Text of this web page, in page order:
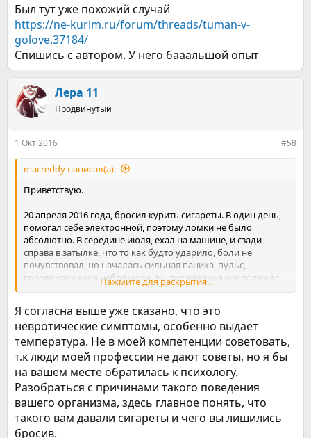
Был тут уже похожий случай
https://ne-kurim.ru/forum/threads/tuman-v-
golove.37184/
Спишись с автором. У него бааальшой опыт
Лерa 11
Продвинутый
1 Окт 2016 #58
macreddy написал(а):
Приветствую.
20 апреля 2016 года, бросил курить сигареты. В один день,
помогал себе электронной, поэтому ломки не было
абсолютно. В середине июля, ехал на машине, и сзади
справа в затылке, что то как будто ударило, боли не
почувствовал, но началась сильная паника, пульс,
головокружение небольшое. Выпил валерьянки полежал,
успокоился. После этого еще неделю не мог вдохнуть
временами, сильная слабость, особенно в ногах, чувство
беспокойства и "головокружение без головокружения".
Голова вроде кружится, а вроде и стоишь уверенно и не
болтает. Решил пойти ко врачу, поставили сразу диагноз
всд. Давление у врача 140/90, назначила все виды анализов
в том числе и узи шейных ортерий, спустя месяц сдал все
анализы, временами становилось лучше, но большинство
времени все таки страдал, по другому не назовешь. В
августе было решено отказаться от электронной сигареты,
ибо загнал себя до того, что считал будто это от жидкости
Нажмите для раскрытия...
Я согласна выше уже сказано, что это
невротические симптомы, особенно выдает
температура. Не в моей компетенции советовать,
т.к люди моей профессии не дают советы, но я бы
на вашем месте обратилась к психологу.
Разобраться с причинами такого поведения
вашего организма, здесь главное понять, что
такого вам давали сигареты и чего вы лишились
бросив.